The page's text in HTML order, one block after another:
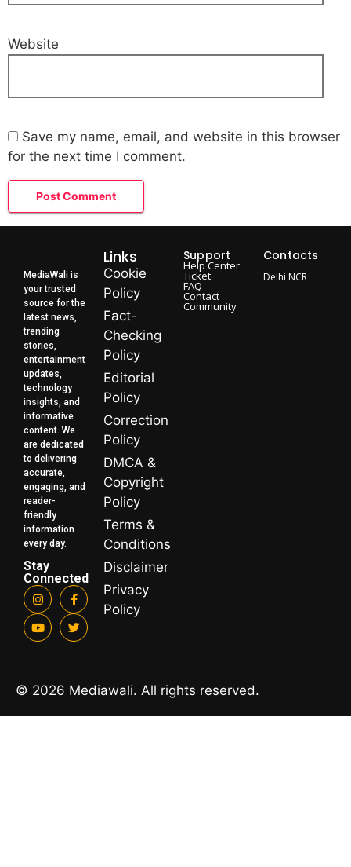
Website
Save my name, email, and website in this browser
for the next time I comment.
MediaWali is
your trusted
source for the
latest news,
trending
stories,
entertainment
updates,
technology
insights, and
informative
content. We
are dedicated
to delivering
accurate,
engaging, and
reader-
friendly
information
every day.
Stay
Connected
Links
Cookie
Policy
Fact-
Checking
Policy
Editorial
Policy
Correction
Policy
DMCA &
Copyright
Policy
Terms &
Conditions
Disclaimer
Privacy
Policy
Support
Help Center
Ticket
FAQ
Contact
Community
Contacts
Delhi NCR
© 2026 Mediawali. All rights reserved.